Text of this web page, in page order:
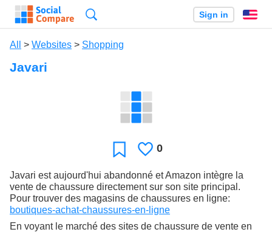
Sign in
All > Websites > Shopping
Javari
FavoriteLikes
0
Javari est aujourd'hui abandonné et Amazon intègre la
vente de chaussure directement sur son site principal.
Pour trouver des magasins de chaussures en ligne:
boutiques-achat-chaussures-en-ligne
En voyant le marché des sites de chaussure de vente en